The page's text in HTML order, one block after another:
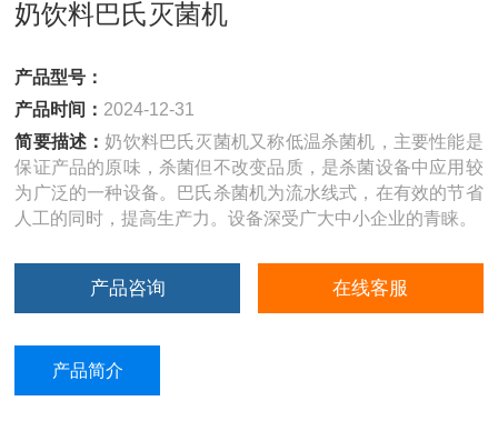
奶饮料巴氏灭菌机
产品型号：
产品时间： 2024-12-31
简要描述： 奶饮料巴氏灭菌机又称低温杀菌机，主要性能是
保证产品的原味，杀菌但不改变品质，是杀菌设备中应用较
为广泛的一种设备。巴氏杀菌机为流水线式，在有效的节省
人工的同时，提高生产力。设备深受广大中小企业的青睐。
产品咨询 在线客服
产品简介